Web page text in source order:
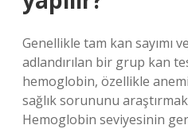
Genellikle tam kan sayımı
adlandırılan bir grup kan
hemoglobin, özellikle
sağlık sorununu
Hemoglobin seviyesinin